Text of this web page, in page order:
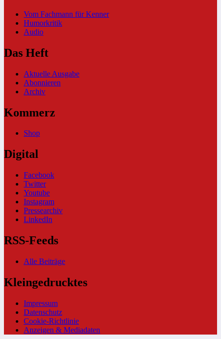
Vom Fachmann für Kenner
Humorkritik
Audio
Das Heft
Aktuelle Ausgabe
Abonnieren
Archiv
Kommerz
Shop
Digital
Facebook
Twitter
Youtube
Instagram
Pressearchiv
LinkedIn
RSS-Feeds
Alle Beiträge
Kleingedrucktes
Impressum
Datenschutz
Cookie-Richtlinie
Anzeigen & Mediadaten